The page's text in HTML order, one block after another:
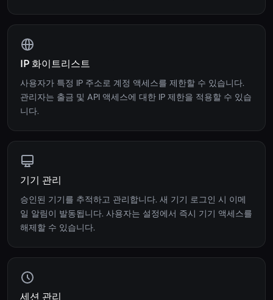
IP 화이트리스트
사용자가 특정 IP 주소로 계정 액세스를 제한할 수 있습니다.
관리자는 출금 및 API 액세스에 대한 IP 제한을 적용할 수 있습
니다.
기기 관리
승인된 기기를 추적하고 관리합니다. 새 기기 로그인 시 이메
일 알림이 발동됩니다. 사용자는 설정에서 즉시 기기 액세스를
해제할 수 있습니다.
세션 관리